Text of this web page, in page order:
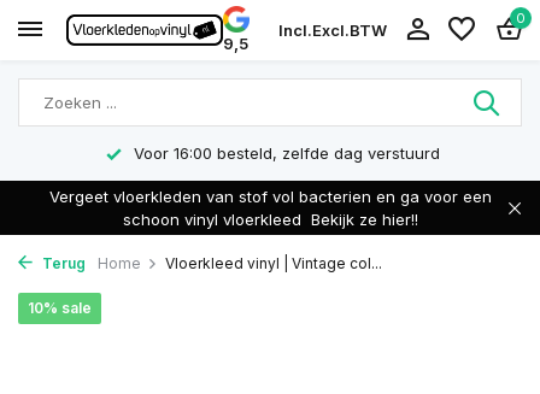
9,5
Incl.Excl.BTW
0
Voor 16:00 besteld, zelfde dag verstuurd
Vergeet vloerkleden van stof vol bacterien en ga voor een
schoon vinyl vloerkleed Bekijk ze hier!!
Terug Home Vloerkleed vinyl | Vintage col...
10% sale